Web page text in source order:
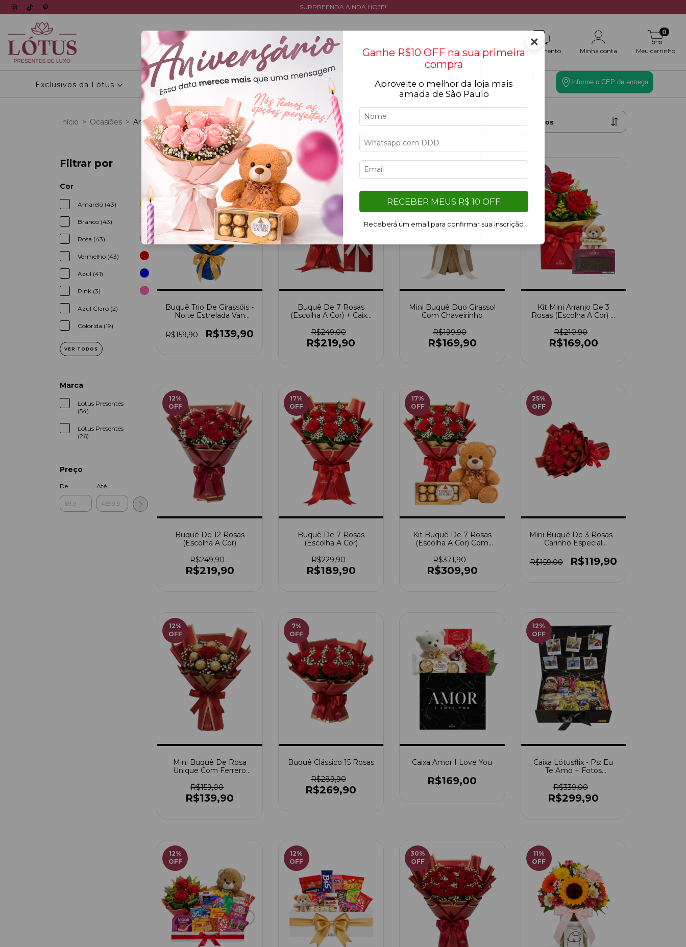
SURPREENDA AINDA HOJE!
Atendimento Minha conta Meu carrinho
0
Exclusivos da Lótus Personalizados Tipos de flores Cestas Coleção Ocasiões Toque Final Informe o CEP de entrega
Início > Ocasiões > Amor
Filtrar por
Cor
Amarelo (43)
Branco (43)
Rosa (43)
Vermelho (43)
Azul (41)
Pink (3)
Azul Claro (2)
Colorida (19)
VER TODOS
Marca
Lotus Presentes
(54)
Lótus Presentes
(26)
Preço
De Até
OFF
Buquê Trio De Girassóis -
Noite Estrelada Van
R$159,90
R$139,90
%
Buquê De 7 Rosas
(Escolha A Cor) + Caixa
R$249,00
R$219,90
OFF
Mini Buquê Duo Girassol
Com Chaveirinho
R$199,90
R$169,90
%
OFF
Kit Mini Arranjo De 3
Rosas (Escolha A Cor) +
Chocolate Te Amo
R$210,90
R$169,00
12%
OFF
Buquê De 12 Rosas
(Escolha A Cor)
R$249,90
R$219,90
17%
OFF
Buquê De 7 Rosas
(Escolha A Cor)
R$229,90
R$189,90
17%
OFF
Kit Buquê De 7 Rosas
(Escolha A Cor) Com
Rocher
R$371,90
R$309,90
25%
OFF
Mini Buquê De 3 Rosas -
Carinho Especial
R$159,00
R$119,90
12%
OFF
Mini Buquê De Rosa
Unique Com Ferrero
R$159,00
R$139,90
7%
OFF
Buquê Clássico 15 Rosas
R$289,90
R$269,90
Caixa Amor I Love You
R$169,00
12%
OFF
Caixa Lótusflix - Ps: Eu
Te Amo + Fotos
R$339,00
R$299,90
12%
OFF
12%
OFF
30%
OFF
11%
OFF
×
Ganhe R$10 OFF na sua primeira
compra
Aproveite o melhor da loja mais
amada de São Paulo
RECEBER MEUS R$ 10 OFF
Receberá um email para confirmar sua inscrição